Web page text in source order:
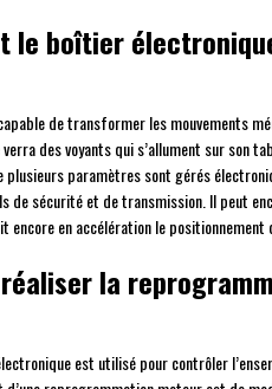
le boîtier
de transformer les mouvements
des voyants qui s’allument sur son
plusieurs paramètres sont gérés
de sécurité et de transmission. Il peut
en accélération le positionnement
la
est utilisé pour contrôler